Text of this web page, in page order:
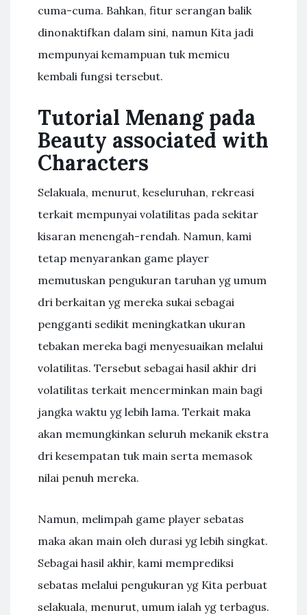
cuma-cuma. Bahkan, fitur serangan balik
dinonaktifkan dalam sini, namun Kita jadi
mempunyai kemampuan tuk memicu
kembali fungsi tersebut.
Tutorial Menang pada
Beauty associated with
Characters
Selakuala, menurut, keseluruhan, rekreasi
terkait mempunyai volatilitas pada sekitar
kisaran menengah-rendah. Namun, kami
tetap menyarankan game player
memutuskan pengukuran taruhan yg umum
dri berkaitan yg mereka sukai sebagai
pengganti sedikit meningkatkan ukuran
tebakan mereka bagi menyesuaikan melalui
volatilitas. Tersebut sebagai hasil akhir dri
volatilitas terkait mencerminkan main bagi
jangka waktu yg lebih lama. Terkait maka
akan memungkinkan seluruh mekanik ekstra
dri kesempatan tuk main serta memasok
nilai penuh mereka.
Namun, melimpah game player sebatas
maka akan main oleh durasi yg lebih singkat.
Sebagai hasil akhir, kami memprediksi
sebatas melalui pengukuran yg Kita perbuat
selakuala, menurut, umum ialah yg terbagus.